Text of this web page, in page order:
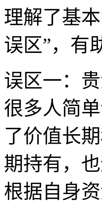
理解了基
误区”，有
误区一：
很多人简
了价值长
期持有，
根据自身